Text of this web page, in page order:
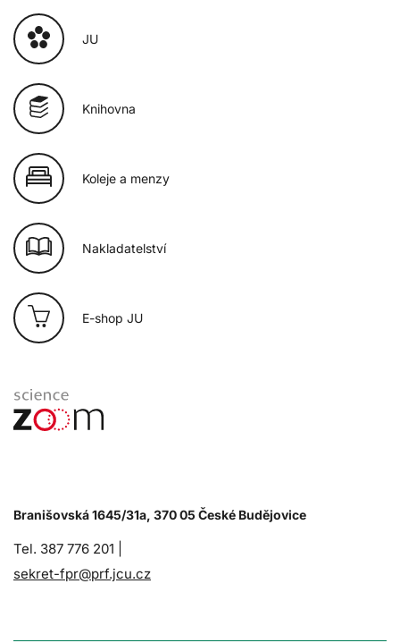
JU
Knihovna
Koleje a menzy
Nakladatelství
E-shop JU
Branišovská 1645/31a, 370 05 České Budějovice
Tel. 387 776 201 |
sekret-fpr@prf.jcu.cz